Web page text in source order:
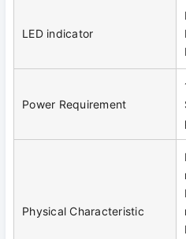
LED indicator
Power Requirement
Physical Characteristic